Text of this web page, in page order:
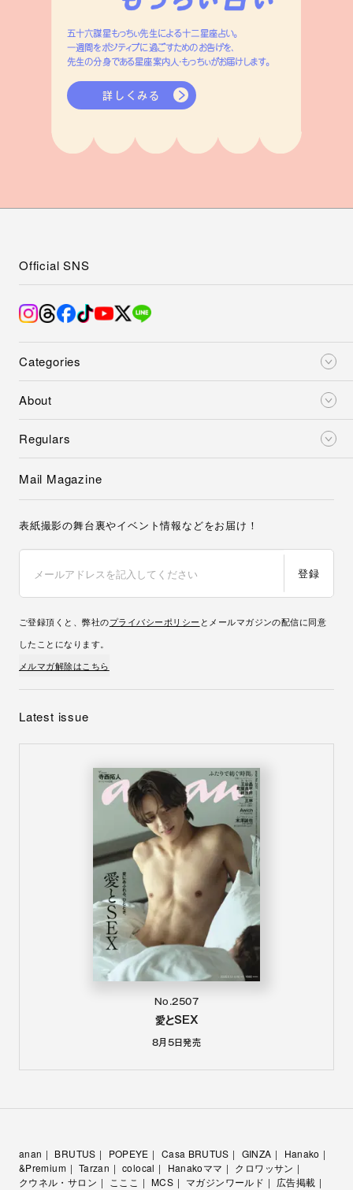
五十六謀星もっちぃ先生による十二星座占い。
一週間をポジティブに過ごすためのお告げを、
先生の分身である星座案内人・もっちぃがお届けします。
詳しくみる
Categories
About
Regulars
Official SNS
Mail Magazine
表紙撮影の舞台裏やイベント情報などをお届け！
登録
ご登録頂くと、弊社のプライバシーポリシー とメールマガジンの配信に同意
したことになります。
メルマガ解除はこちら
Latest issue
No.2507
愛とSEX
8月5日発売
anan BRUTUS POPEYE Casa BRUTUS GINZA
Hanako
&Premium
Tarzan colocal Hanakoママ
クロワッサン
クウネル・サロン
こここ MCS マガジンワールド
広告掲載